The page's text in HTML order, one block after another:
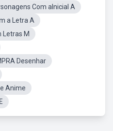
Com aInicial A
a Letra A
Letras M
Desenhar
Anime